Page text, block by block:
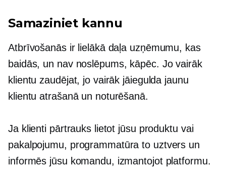
Samaziniet kannu
Atbrīvošanās ir lielākā daļa uzņēmumu, kas
baidās, un nav noslēpums, kāpēc. Jo vairāk
klientu zaudējat, jo vairāk jāiegulda jaunu
klientu atrašanā un noturēšanā.
Ja klienti pārtrauks lietot jūsu produktu vai
pakalpojumu, programmatūra to uztvers un
informēs jūsu komandu, izmantojot platformu.